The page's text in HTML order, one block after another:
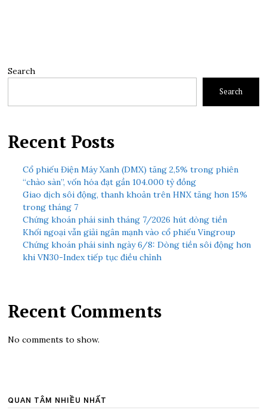
Search
Search
Recent Posts
Cổ phiếu Điện Máy Xanh (DMX) tăng 2,5% trong phiên
“chào sàn”, vốn hóa đạt gần 104.000 tỷ đồng
Giao dịch sôi động, thanh khoản trên HNX tăng hơn 15%
trong tháng 7
Chứng khoán phái sinh tháng 7/2026 hút dòng tiền
Khối ngoại vẫn giải ngân mạnh vào cổ phiếu Vingroup
Chứng khoán phái sinh ngày 6/8: Dòng tiền sôi động hơn
khi VN30-Index tiếp tục điều chỉnh
Recent Comments
No comments to show.
QUAN TÂM NHIỀU NHẤT